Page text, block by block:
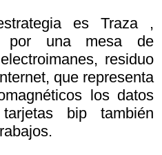
es Traza ,
por una mesa de
residuo
que representa
los datos
bip también